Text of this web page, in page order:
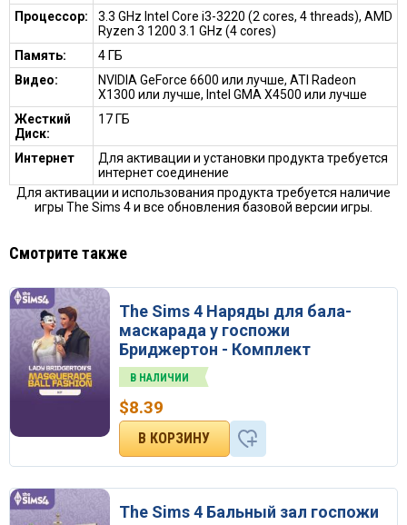
Процессор:
3.3 GHz Intel Core i3-3220 (2 cores, 4 threads), AMD
Ryzen 3 1200 3.1 GHz (4 cores)
Память:
4 ГБ
Видео:
NVIDIA GeForce 6600 или лучше, ATI Radeon
X1300 или лучше, Intel GMA X4500 или лучше
Жесткий
Диск:
17 ГБ
Интернет
Для активации и установки продукта требуется
интернет соединение
Для активации и использования продукта требуется наличие
игры The Sims 4 и все обновления базовой версии игры.
Смотрите также
The Sims 4 Наряды для бала-
маскарада у госпожи
Бриджертон - Комплект
В НАЛИЧИИ
$8.39
The Sims 4 Бальный зал госпожи